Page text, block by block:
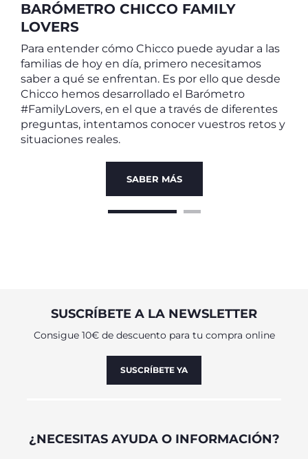
BARÓMETRO CHICCO FAMILY
LOVERS
Para entender cómo Chicco puede ayudar a las
familias de hoy en día, primero necesitamos
saber a qué se enfrentan. Es por ello que desde
Chicco hemos desarrollado el Barómetro
#FamilyLovers, en el que a través de diferentes
preguntas, intentamos conocer vuestros retos y
situaciones reales.
SABER MÁS
SUSCRÍBETE A LA NEWSLETTER
Consigue 10€ de descuento para tu compra online
SUSCRÍBETE YA
¿NECESITAS AYUDA O INFORMACIÓN?